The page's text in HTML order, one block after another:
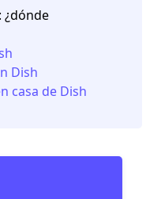
: ¿dónde
Dish
casa de Dish